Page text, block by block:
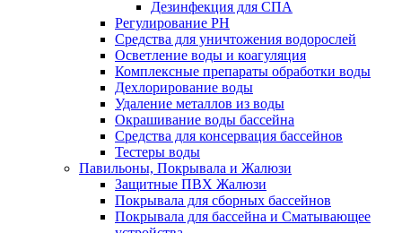
Дезинфекция для СПА
Регулирование РН
Средства для уничтожения водорослей
Осветление воды и коагуляция
Комплексные препараты обработки воды
Дехлорирование воды
Удаление металлов из воды
Окрашивание воды бассейна
Средства для консервация бассейнов
Тестеры воды
Павильоны, Покрывала и Жалюзи
Защитные ПВХ Жалюзи
Покрывала для сборных бассейнов
Покрывала для бассейна и Сматывающее